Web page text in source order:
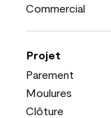
Commercial
Projet
Parement
Moulures
Clôture